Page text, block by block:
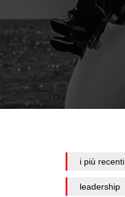
i più recenti
leadership